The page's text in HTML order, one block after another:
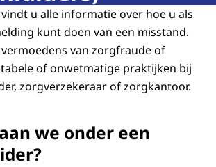
u alle informatie over hoe u als
kunt doen van een misstand.
van zorgfraude of
of onwetmatige praktijken bij
zorgverzekeraar of zorgkantoor.
we onder een